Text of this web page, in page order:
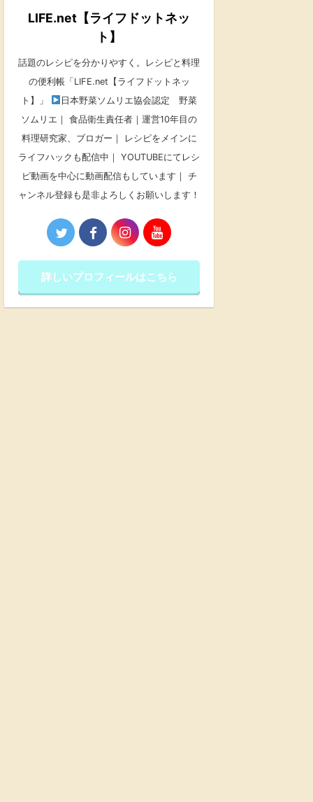
LIFE.net【ライフドットネッ
ト】
話題のレシピを分かりやすく。レシピと料理
の便利帳「LIFE.net【ライフドットネッ
ト】」
日本野菜ソムリエ協会認定 野菜
ソムリエ｜ 食品衛生責任者｜運営10年目の
料理研究家、ブロガー｜ レシピをメインに
ライフハックも配信中｜ YOUTUBEにてレシ
ピ動画を中心に動画配信もしています｜ チ
ャンネル登録も是非よろしくお願いします！
詳しいプロフィールはこちら